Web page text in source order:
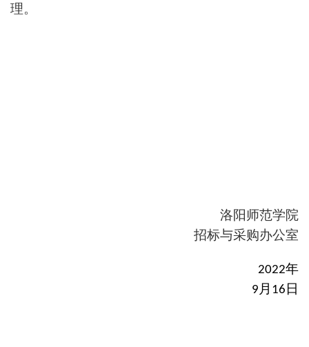
理。
洛阳师范学院
招标与采购办公室
2022年
9 月 16 日